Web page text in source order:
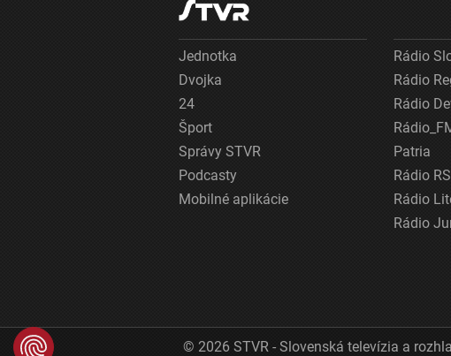
Jednotka
Dvojka
24
Šport
Správy STVR
Podcasty
Mobilné aplikácie
Rádio
Rádio
Rádio
Patria
Rádio
Rádio
Rádio
© 2026 STVR - Slovenská televízia a